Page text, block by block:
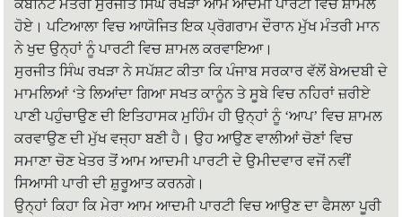
ਕੈਬਨਿਟ ਮੰਤਰੀ ਸੁਰਜੀਤ ਸਿੰਘ ਰਖੜਾ ਆਮ ਆਦਮੀ ਪਾਰਟੀ ਵਿਚ ਸ਼ਾਮਲ
ਹੋਏ। ਪਟਿਆਲਾ ਵਿਚ ਆਯੋਜਿਤ ਇਕ ਪ੍ਰੋਗਰਾਮ ਦੌਰਾਨ ਮੁੱਖ ਮੰਤਰੀ ਮਾਨ
ਨੇ ਖੁਦ ਉਨ੍ਹਾਂ ਨੂੰ ਪਾਰਟੀ ਵਿਚ ਸ਼ਾਮਲ ਕਰਵਾਇਆ।
ਸੁਰਜੀਤ ਸਿੰਘ ਰਖੜਾ ਨੇ ਸਪੱਸ਼ਟ ਕੀਤਾ ਕਿ ਪੰਜਾਬ ਸਰਕਾਰ ਵੱਲੋਂ ਬੇਅਦਬੀ ਦੇ
ਮਾਮਲਿਆਂ ‘ਤੇ ਲਿਆਂਦਾ ਗਿਆ ਸਖਤ ਕਾਨੂੰਨ ਤੇ ਸੂਬੇ ਵਿਚ ਨਹਿਰਾਂ ਜ਼ਰੀਏ
ਪਾਣੀ ਪਹੁੰਚਾਉਣ ਦੀ ਇਤਿਹਾਸਕ ਮੁਹਿੰਮ ਹੀ ਉਨ੍ਹਾਂ ਨੂੰ ‘ਆਪ’ ਵਿਚ ਸ਼ਾਮਲ
ਕਰਵਾਉਣ ਦੀ ਮੁੱਖ ਵਜ੍ਹਾ ਬਣੀ ਹੈ। ਉਹ ਆਉਣ ਵਾਲੀਆਂ ਚੋਣਾਂ ਵਿਚ
ਸਮਾਣਾ ਚੋਣ ਖੇਤਰ ਤੋਂ ਆਮ ਆਦਮੀ ਪਾਰਟੀ ਦੇ ਉਮੀਦਵਾਰ ਵਜੋਂ ਨਵੀਂ
ਸਿਆਸੀ ਪਾਰੀ ਦੀ ਸ਼ੁਰੂਆਤ ਕਰਨਗੇ।
ਉਨ੍ਹਾਂ ਕਿਹਾ ਕਿ ਮੇਰਾ ਆਮ ਆਦਮੀ ਪਾਰਟੀ ਵਿਚ ਆਉਣ ਦਾ ਫੈਸਲਾ ਪੂਰੀ